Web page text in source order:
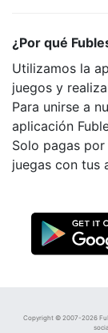
¿Por qué
Utilizamos la
juegos y
Para unirse a
aplicación
Solo pagas
juegas con tus
Copyright © 2007-2026